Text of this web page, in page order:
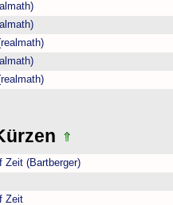
Zeit (Bartberger)
Zeit